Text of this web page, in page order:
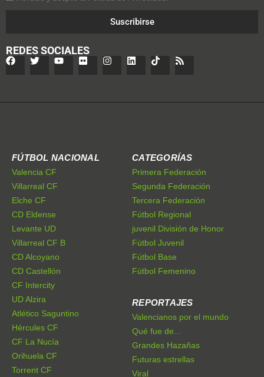
Suscribirse
REDES SOCIALES
FÚTBOL NACIONAL
Valencia CF
Villarreal CF
Elche CF
CD Eldense
Levante UD
Villarreal CF B
CD Alcoyano
CD Castellón
CF Intercity
UD Alzira
Atlético Saguntino
Hércules CF
CF La Nucía
Orihuela CF
Torrent CF
CATEGORÍAS
Primera Federación
Segunda Federación
Tercera Federación
Fútbol Regional
juvenil División de Honor
Fútbol Juvenil
Fútbol Base
Fútbol Femenino
REPORTAJES
Valencianos por el mundo
Qué fue de...
Grandes Hazañas
Futuras estrellas
Viral